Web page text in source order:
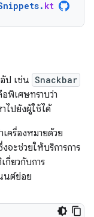
. kt
ป เช่น Snackbar
พิเศษทราบว่า
ไปยังผู้ใช้ได้
ครื่องหมายด้วย
งจะช่วยให้บริการการ
กี่ยวกับการ
นต์ย่อย